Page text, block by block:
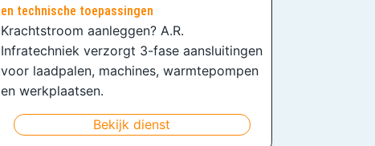
en technische toepassingen
Krachtstroom aanleggen? A.R.
Infratechniek verzorgt 3-fase aansluitingen
voor laadpalen, machines, warmtepompen
en werkplaatsen.
Bekijk dienst